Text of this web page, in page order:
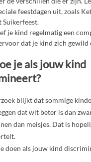
feestdagen uit, zoals
Suikerfeest.
je kind regelmatig een
dat je kind zich gewild
je als jouw kind
blijkt dat sommige
dat wit beter is dan
dan meisjes. Dat is
doen als jouw kind